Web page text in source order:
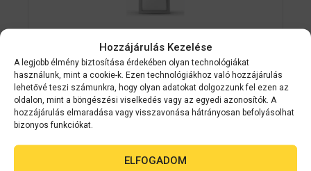
Hozzájárulás Kezelése
A legjobb élmény biztosítása érdekében olyan technológiákat
használunk, mint a cookie-k. Ezen technológiákhoz való hozzájárulás
lehetővé teszi számunkra, hogy olyan adatokat dolgozzunk fel ezen az
oldalon, mint a böngészési viselkedés vagy az egyedi azonosítók. A
hozzájárulás elmaradása vagy visszavonása hátrányosan befolyásolhat
bizonyos funkciókat.
ELFOGADOM
Epson kellékanyag C13T945140
Epson T9451 Black patron 5K (eredeti)
C13T945140 Workforce Pro WF-
C5210/C5290/C5710/C5790 széria
0
aKészleten